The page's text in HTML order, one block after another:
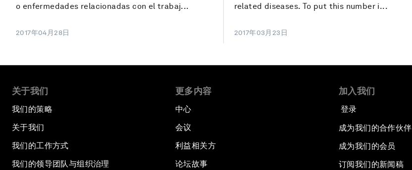
o enfermedades relacionadas con el trabaj...
2017年04月28日
related diseases. To put this number i...
2017年03月23日
关于我们
我们的策略
关于我们
我们的工作方式
我们的领导团队与组织治理
更多内容
中心
会议
利益相关方
论坛故事
加入我们
登录
成为我们的合作伙伴
成为我们的会员
订阅我们的新闻稿